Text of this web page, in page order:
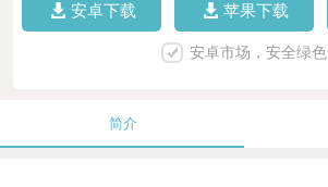
安卓下载 苹果下载
安卓市场，安全绿色
简介